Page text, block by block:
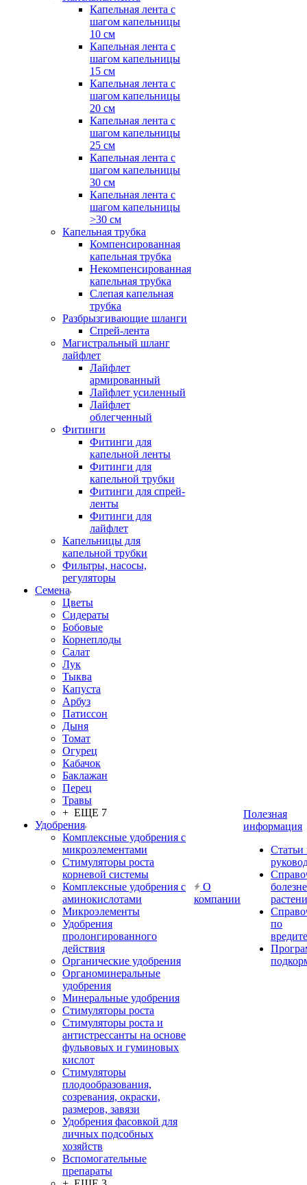
Капельная лента с
шагом капельницы
10 см
Капельная лента с
шагом капельницы
15 см
Капельная лента с
шагом капельницы
20 см
Капельная лента с
шагом капельницы
25 см
Капельная лента с
шагом капельницы
30 см
Капельная лента с
шагом капельницы
>30 см
Капельная трубка
Компенсированная
капельная трубка
Некомпенсированная
капельная трубка
Слепая капельная
трубка
Разбрызгивающие шланги
Спрей-лента
Магистральный шланг
лайфлет
Лайфлет
армированный
Лайфлет усиленный
Лайфлет
облегченный
Фитинги
Фитинги для
капельной ленты
Фитинги для
капельной трубки
Фитинги для спрей-
ленты
Фитинги для
лайфлет
Капельницы для
капельной трубки
Фильтры, насосы,
регуляторы
Семена
Цветы
Сидераты
Бобовые
Корнеплоды
Салат
Лук
Тыква
Капуста
Арбуз
Патиссон
Дыня
Томат
Огурец
Кабачок
Баклажан
Перец
Травы
+ ЕЩЕ 7
Удобрения
Комплексные удобрения с
микроэлементами
Стимуляторы роста
корневой системы
Комплексные удобрения с
аминокислотами
Микроэлементы
Удобрения
пролонгированного
действия
Органические удобрения
Органоминеральные
удобрения
Минеральные удобрения
Стимуляторы роста
Стимуляторы роста и
антистрессанты на основе
фульвовых и гуминовых
кислот
Стимуляторы
плодообразования,
созревания, окраски,
размеров, завязи
Удобрения фасовкой для
личных подсобных
хозяйств
Вспомогательные
препараты
О
компании
Полезная
информация
Статьи
по